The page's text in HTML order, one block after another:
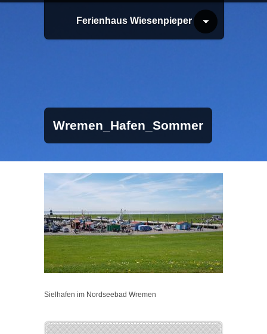
Wremen_Hafen_Sommer
Ferienhaus Wiesenpieper
Sielhafen im Nordseebad Wremen